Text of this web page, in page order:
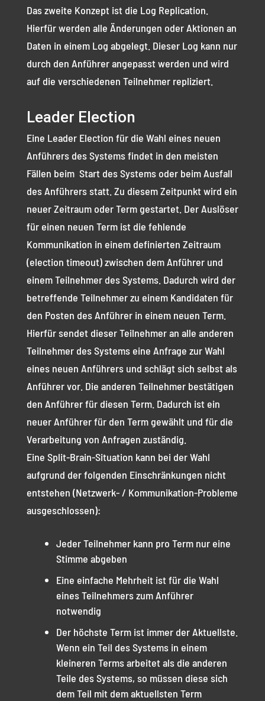
Das zweite Konzept ist die Log Replication.
Hierfür werden alle Änderungen oder Aktionen an
Daten in einem Log abgelegt. Dieser Log kann nur
durch den Anführer angepasst werden und wird
auf die verschiedenen Teilnehmer repliziert.
Leader Election
Eine Leader Election für die Wahl eines neuen
Anführers des Systems findet in den meisten
Fällen beim Start des Systems oder beim Ausfall
des Anführers statt. Zu diesem Zeitpunkt wird ein
neuer Zeitraum oder Term gestartet. Der Auslöser
für einen neuen Term ist die fehlende
Kommunikation in einem definierten Zeitraum
(election timeout) zwischen dem Anführer und
einem Teilnehmer des Systems. Dadurch wird der
betreffende Teilnehmer zu einem Kandidaten für
den Posten des Anführer in einem neuen Term.
Hierfür sendet dieser Teilnehmer an alle anderen
Teilnehmer des Systems eine Anfrage zur Wahl
eines neuen Anführers und schlägt sich selbst als
Anführer vor. Die anderen Teilnehmer bestätigen
den Anführer für diesen Term. Dadurch ist ein
neuer Anführer für den Term gewählt und für die
Verarbeitung von Anfragen zuständig.
Eine Split-Brain-Situation kann bei der Wahl
aufgrund der folgenden Einschränkungen nicht
entstehen (Netzwerk- / Kommunikation-Probleme
ausgeschlossen):
Jeder Teilnehmer kann pro Term nur eine
Stimme abgeben
Eine einfache Mehrheit ist für die Wahl
eines Teilnehmers zum Anführer
notwendig
Der höchste Term ist immer der Aktuellste.
Wenn ein Teil des Systems in einem
kleineren Terms arbeitet als die anderen
Teile des Systems, so müssen diese sich
dem Teil mit dem aktuellsten Term